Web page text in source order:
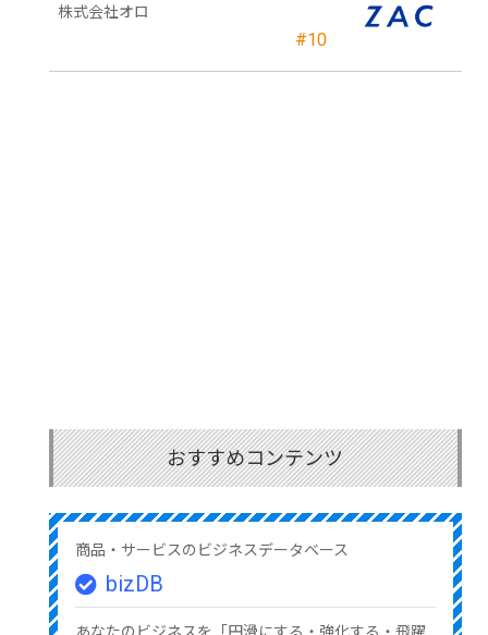
#10
ERP「ZAC」を採用
株式会社オロ
おすすめコンテンツ
商品・サービスのビジネスデータベース
bizDB